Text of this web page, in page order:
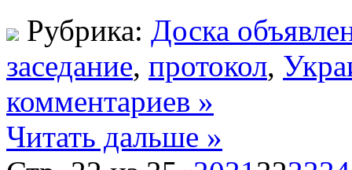
Рубрика: Доска
заседание, протокол,
комментариев »
Читать дальше »